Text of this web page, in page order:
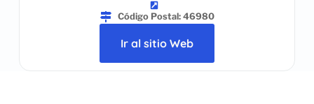
Código Postal: 46980
Ir al sitio Web